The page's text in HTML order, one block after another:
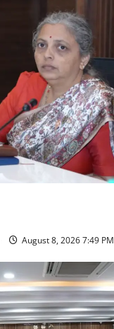
August 8, 2026 7:49 PM